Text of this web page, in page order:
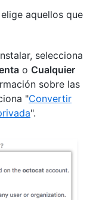
aquellos que
selecciona
o Cualquier
sobre las
"Convertir
".